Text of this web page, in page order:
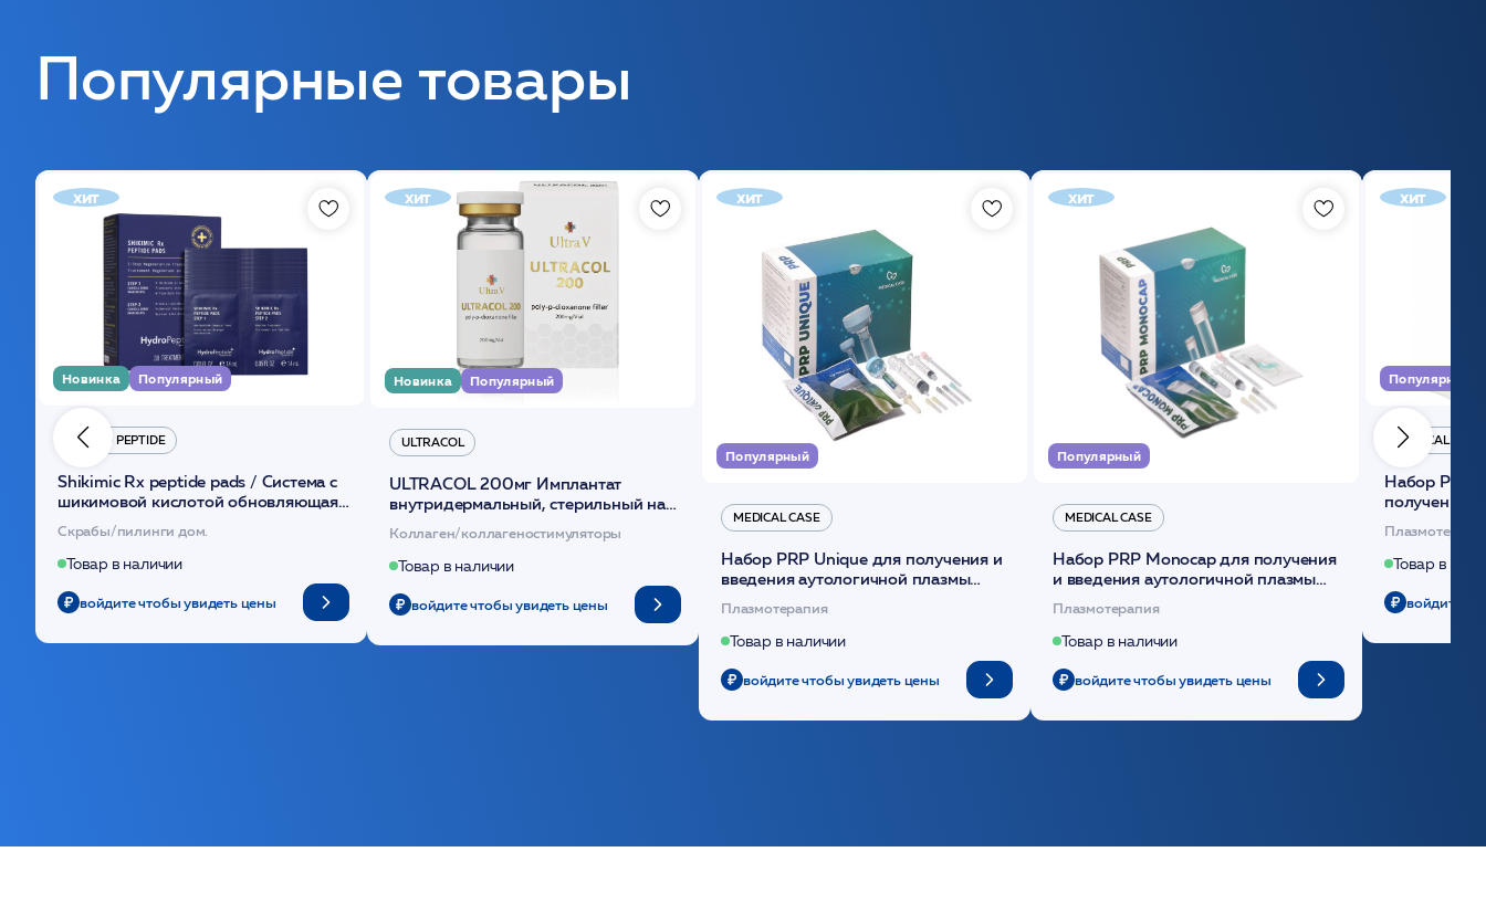
Популярные товары
хит
Новинка Популярный
HYDRO PEPTIDE
Shikimic Rx peptide pads / Cистема с
шикимовой кислотой обновляющая
(30шт) /HP
Скрабы/пилинги дом.
Товар в наличии
войдите чтобы увидеть цены
хит
Новинка Популярный
ULTRACOL
ULTRACOL 200мг Имплантат
внутридермальный, стерильный на
основе полидиоксанона /ULTRACOL
Коллаген/коллагеностимуляторы
Товар в наличии
войдите чтобы увидеть цены
хит
Популярный
MEDICAL CASE
Набор PRP Unique для получения и
введения аутологичной плазмы
(саше 1шт)/Medical Case
Плазмотерапия
Товар в наличии
войдите чтобы увидеть цены
хит
Популярный
MEDICAL CASE
Набор PRP Monocap для получения
и введения аутологичной плазмы
(саше 1шт)/Medical Case
Плазмотерапия
Товар в наличии
войдите чтобы увидеть цены
хит
Популярный
MEDICAL CASE
Набор Plasmoactive Стандарт для
получения
плазмы
Товар в
войдите